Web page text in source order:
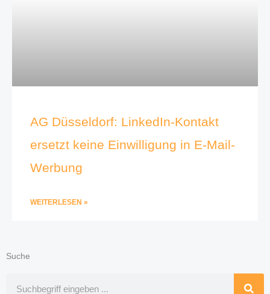
AG Düsseldorf: LinkedIn-Kontakt
ersetzt keine Einwilligung in E-Mail-
Werbung
WEITERLESEN »
Suche